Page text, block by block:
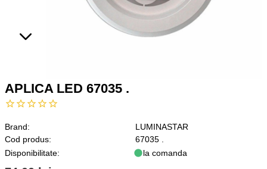
APLICA LED 67035 .
Brand:
LUMINASTAR
Cod produs:
67035 .
Disponibilitate:
la comanda